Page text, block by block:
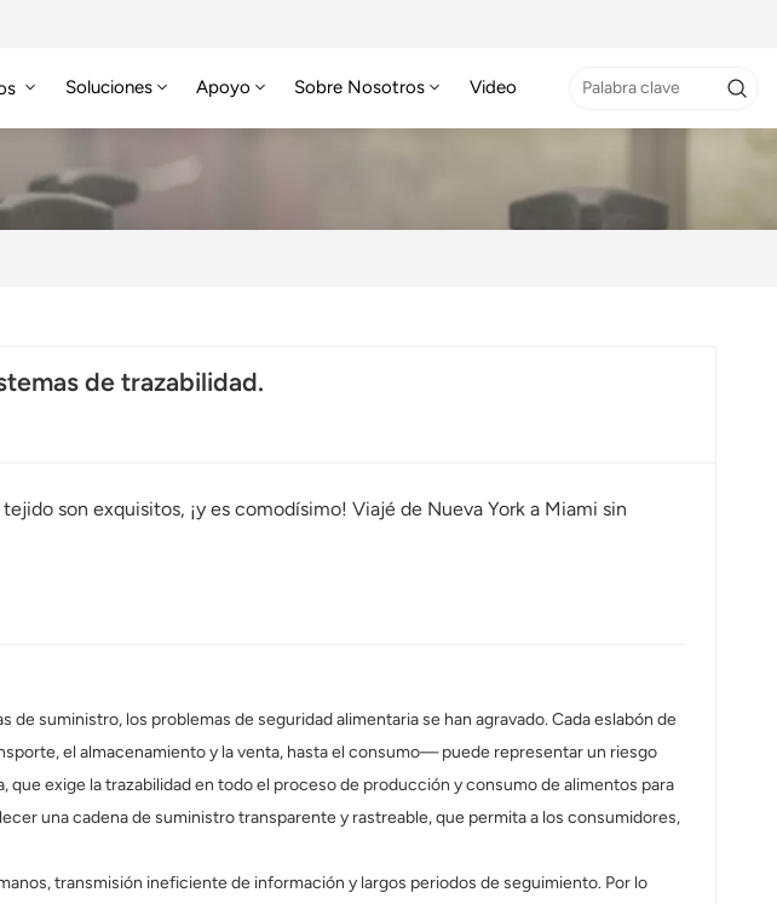
Soluciones Apoyo Sobre Nosotros Video
de trazabilidad.
son exquisitos, ¡y es comodísimo! Viajé de Nueva York a Miami sin
suministro, los problemas de seguridad alimentaria se han agravado. Cada eslabón de
el almacenamiento y la venta, hasta el consumo— puede representar un riesgo
que exige la trazabilidad en todo el proceso de producción y consumo de alimentos para
una cadena de suministro transparente y rastreable, que permita a los consumidores,
transmisión ineficiente de información y largos periodos de seguimiento. Por lo